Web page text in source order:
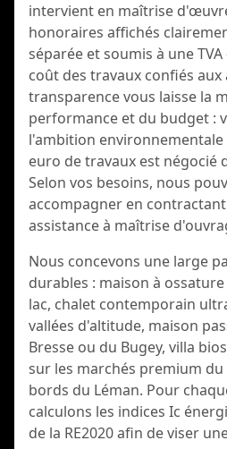
intervient en maîtrise
honoraires affichés
séparée et soumis à une
coût des travaux confiés aux
transparence vous laisse la
performance et du budget :
l'ambition
euro de travaux est négocié
Selon vos besoins, nous
accompagner en
assistance à maîtrise
Nous concevons une large
durables : maison à
lac, chalet contemporain
vallées d'altitude, maison
Bresse ou du Bugey, villa
sur les marchés premium du
bords du Léman. Pour
calculons les indices Ic
de la RE2020 afin de viser